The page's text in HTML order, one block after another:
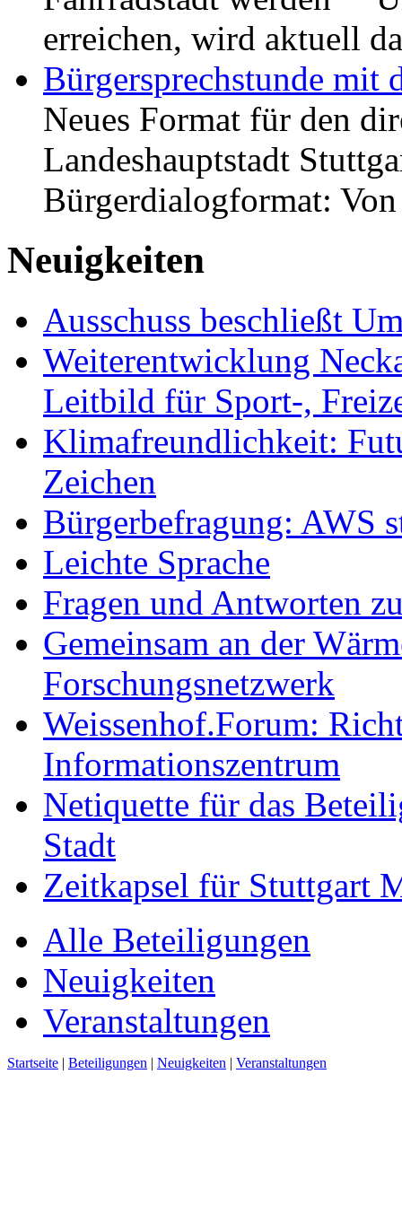
erreichen, wird aktuell
Bürgersprechstunde mit
Neues Format für den
Landeshauptstadt
Bürgerdialogformat:
Neuigkeiten
Ausschuss beschließt
Weiterentwicklung
Leitbild für Sport-,
Klimafreundlichkeit:
Zeichen
Bürgerbefragung: AWS
Leichte Sprache
Fragen und Antworten
Gemeinsam an der
Forschungsnetzwerk
Weissenhof.Forum:
Informationszentrum
Netiquette für das
Stadt
Zeitkapsel für Stuttgart
Alle Beteiligungen
Neuigkeiten
Veranstaltungen
Startseite | Beteiligungen | Neuigkeiten | Veranstaltungen